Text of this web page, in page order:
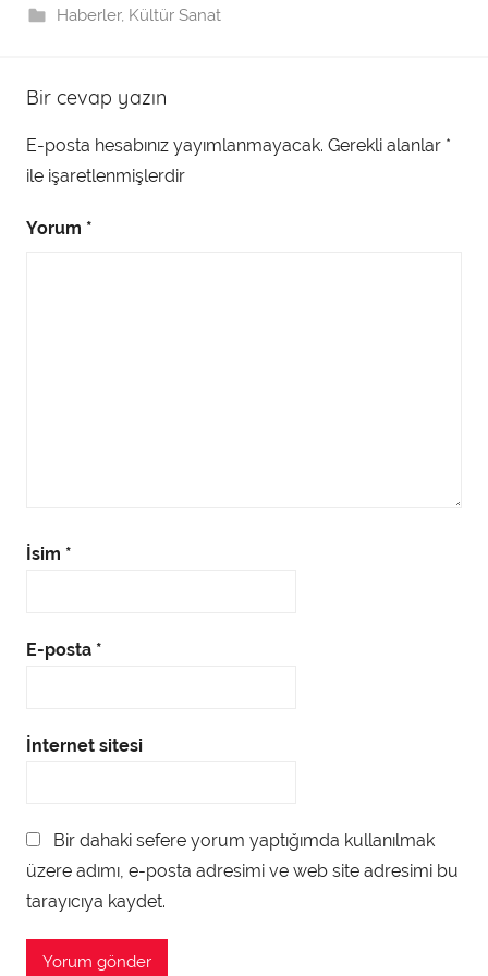
Haberler, Kültür Sanat
Bir cevap yazın
E-posta hesabınız yayımlanmayacak. Gerekli alanlar *
ile işaretlenmişlerdir
Yorum *
İsim *
E-posta *
İnternet sitesi
Bir dahaki sefere yorum yaptığımda kullanılmak
üzere adımı, e-posta adresimi ve web site adresimi bu
tarayıcıya kaydet.